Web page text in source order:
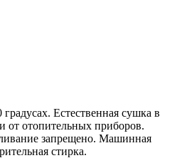
Естественная сушка в
от отопительных приборов.
запрещено. Машинная
стирка.